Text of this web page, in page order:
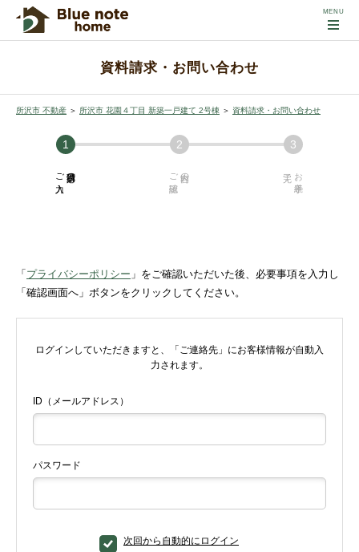
資料請求・お問い合わせ
所沢市 不動産 ＞ 所沢市 花園４丁目 新築一戸建て 2号棟 ＞ 資料請求・お問い合わせ
必須項目の
ご入力 内容の
ご確認 お手続き
「 プライバシーポリシー 」をご確認いただいた後、必要事項を入力し
「確認画面へ」ボタンをクリックしてください。
ログインしていただきますと、「ご連絡先」にお客様情報が自動入
力されます。
ID（メールアドレス）
パスワード
次回から自動的にログイン